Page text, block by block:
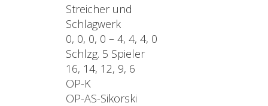
Streicher und
Schlagwerk
0, 0, 0, 0 – 4, 4, 4, 0
Schlzg. 5 Spieler
16, 14, 12, 9, 6
OP-K
OP-AS-Sikorski